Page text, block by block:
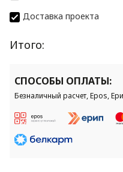
Доставка проекта
Итого:
СПОСОБЫ ОПЛАТЫ:
Безналичный расчет, Epos,